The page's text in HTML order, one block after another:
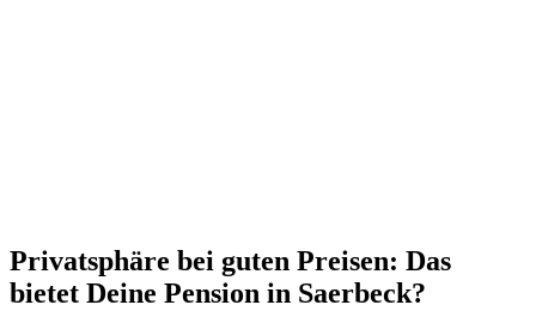
Privatsphäre bei guten Preisen: Das
bietet Deine Pension in Saerbeck?